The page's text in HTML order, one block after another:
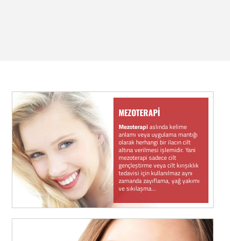
MEZOTERAPİ
Mezoterapiaslında kelime
anlamı veya uygulama mantığı
olarak herhangi bir ilacın cilt
altına verilmesi işlemidir. Yani
mezoterapi sadece cilt
gençleştirme veya cilt kırışıklık
tedavisi için kullanılmaz aynı
zamanda zayıflama, yağ yakımı
ve sıkılaşma…